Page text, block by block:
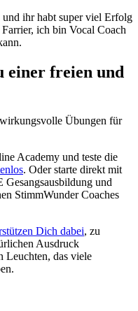
ihr habt super viel Erfolg
ich bin Vocal Coach
einer freien und
Übungen für
Academy und teste die
. Oder starte direkt mit
und
StimmWunder Coaches
Dich dabei, zu
Ausdruck
Leuchten, das viele